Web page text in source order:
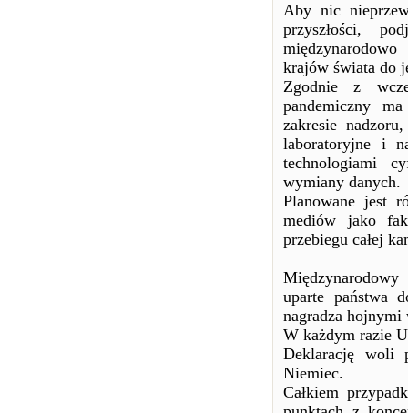
Aby nic
przyszłości,
krajów świata do
Zgodnie z
pandemiczny
zakresie
laboratoryjne i
technologiami
wymiany danych.
Planowane jest
mediów jako
przebiegu całej
uparte państwa
nagradza hojnymi
W każdym razie
Deklarację woli
Niemiec.
Całkiem